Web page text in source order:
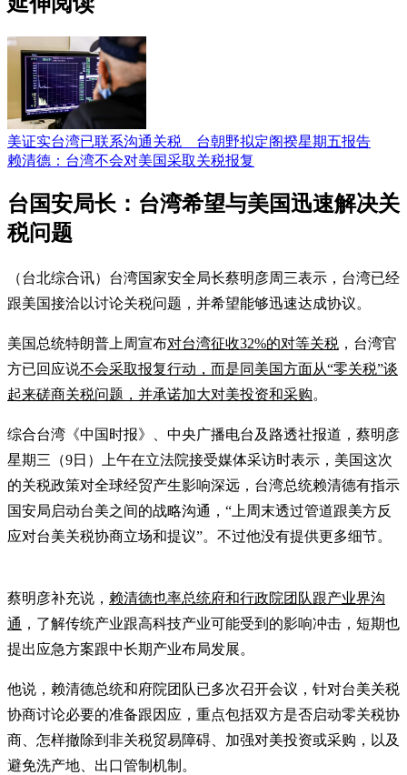
美证实台湾已联系沟通关税 台朝野拟定阁揆星期五报告
赖清德：台湾不会对美国采取关税报复
台国安局长：台湾希望与美国迅速解决关
税问题
（台北综合讯）台湾国家安全局长蔡明彦周三表示，台湾已经
跟美国接洽以讨论关税问题，并希望能够迅速达成协议。
美国总统特朗普上周宣布对台湾征收32%的对等关税 ，台湾官
方已回应说不会采取报复行动，而是同美国方面从“零关税”谈
起来磋商关税问题，并承诺加大对美投资和采购。
综合台湾《中国时报》、中央广播电台及路透社报道，蔡明彦
星期三（9日）上午在立法院接受媒体采访时表示，美国这次
的关税政策对全球经贸产生影响深远，台湾总统赖清德有指示
国安局启动台美之间的战略沟通，“上周末透过管道跟美方反
应对台美关税协商立场和提议”。不过他没有提供更多细节。
蔡明彦补充说， 赖清德也率总统府和行政院团队跟产业界沟
通 ，了解传统产业跟高科技产业可能受到的影响冲击，短期也
提出应急方案跟中长期产业布局发展。
他说，赖清德总统和府院团队已多次召开会议，针对台美关税
协商讨论必要的准备跟因应，重点包括双方是否启动零关税协
商、怎样撤除到非关税贸易障碍、加强对美投资或采购，以及
避免洗产地、出口管制机制。